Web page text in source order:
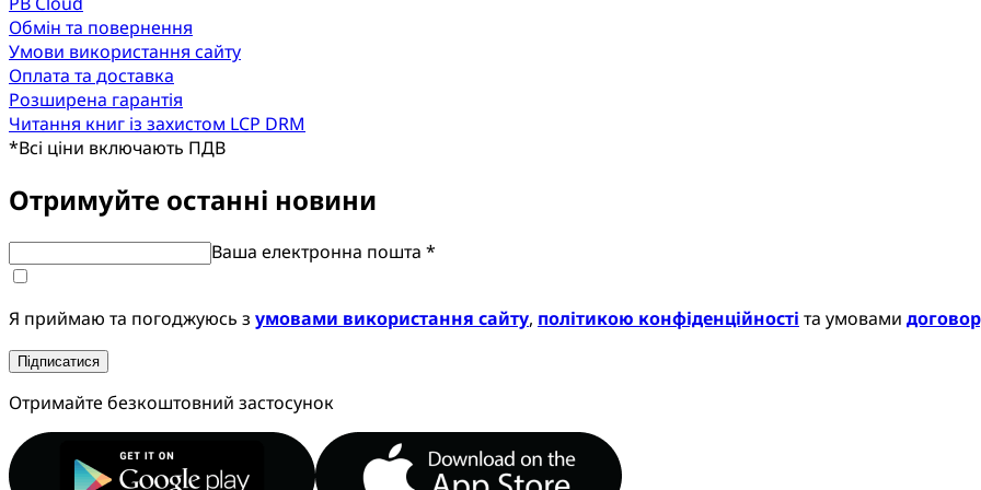
Обмін та повернення
Умови використання сайту
Оплата та доставка
Розширена гарантія
Читання книг із захистом LCP DRM
*Всі ціни включають ПДВ
Отримуйте останні новини
Ваша електронна пошта *
Я приймаю та погоджуюсь з умовами використання сайту, політикою конфіденційності та умовами
Підписатися
Отримайте безкоштовний застосунок